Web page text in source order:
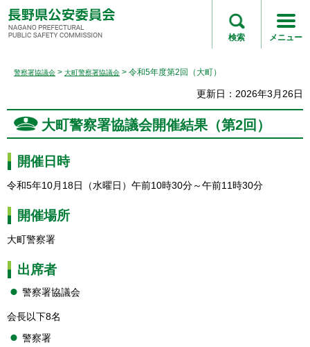
長野県公安委員会
NAGANO
COMMISSION
検索 メニュー
警察署協議会 > 大町警察署協議会 > 令和5年度第2回（大町）
更新日：2026年3月26日
大町警察署協議会開催結果（第2回）
開催日時
令和5年10月18日（水曜日）午前10時30分～午前11時30分
開催場所
大町警察署
出席者
警察署協議会
会長以下8名
警察署